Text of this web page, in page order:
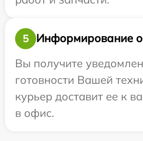
5
Информирование о
Вы получите
готовности Вашей
курьер доставит ее к
в офис.